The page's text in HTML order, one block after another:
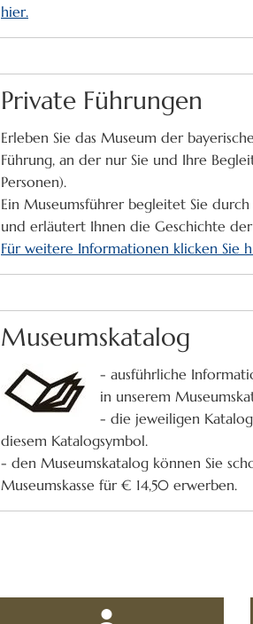
hier.
Private Führungen
Erleben Sie das Museum der
Führung, an der nur Sie und Ihre
Personen).
Ein Museumsführer begleitet Sie
und erläutert Ihnen die Geschichte
Für weitere Informationen klicken Sie
Museumskatalog
- ausführliche
in unserem
- die jeweiligen
diesem Katalogsymbol.
- den Museumskatalog können Sie
Museumskasse für € 14,50 erwerben.